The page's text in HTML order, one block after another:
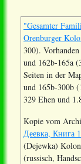
"Gesamter
Orenburger
300).
und 162b-165a
Seiten in der
und 165b-300b
329 Ehen und
Kopie vom
Деевка, Книга
(Dejewka)
(russisch,